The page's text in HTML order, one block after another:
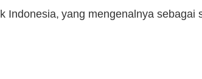
yang mengenalnya sebagai